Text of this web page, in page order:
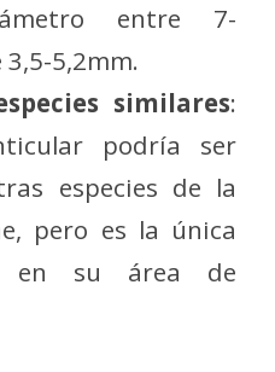
entre 7-
5,2mm.
similares:
podría ser
especies de la
pero es la única
en su área de